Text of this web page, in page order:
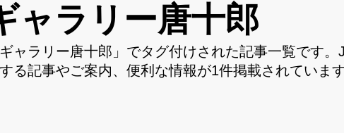
ャラリー唐十郎
ャラリー唐十郎」でタグ付けされた記事一覧です
る記事やご案内、便利な情報が1件掲載されています